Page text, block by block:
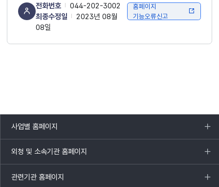
전화번호
044-202-3002
최종수정일
2023년 08월
08일
홈페이지
기능오류신고
사업별 홈페이지
목록
열기
외청 및 소속기관 홈페이지
목록
열기
관련기관 홈페이지
목록